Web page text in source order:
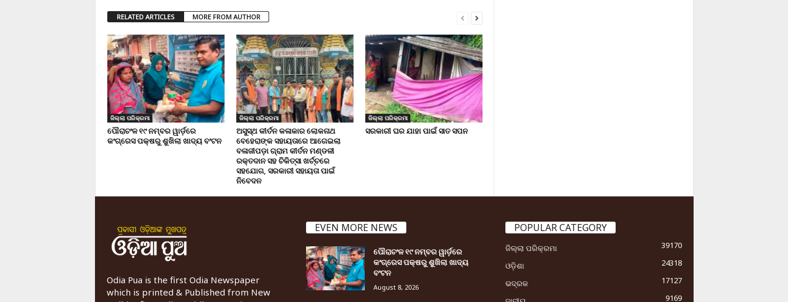
RELATED ARTICLES MORE FROM AUTHOR
ଜିଲ୍ଲା ପରିକ୍ରମା
ପୌରାଚଂଳ ୧୯ ନମ୍ବର ୱାର୍ଡ଼ରେ
କଂଗ୍ରେସ ପକ୍ଷରୁ ଶୁଖିଲା ଖାଦ୍ୟ ବଂଟନ
ଜିଲ୍ଲା ପରିକ୍ରମା
ଅସୁସ୍ଥ କୀର୍ତନ କଳାକାର ଲୋକନାଥ
ବେହେରାଙ୍କ ସହାୟତାରେ ଆଗେଇଲା
ବଳାଜୀପଡ଼ା ଗ୍ରାମ କୀର୍ତନ ମଣ୍ଡଳୀ
ରକ୍ତଦାନ ସହ ଚିକିତ୍ସା ଖର୍ଚ୍ଚରେ
ସହଯୋଗ, ସରକାରୀ ସହାୟତା ପାଇଁ
ନିବେଦନ
ଜିଲ୍ଲା ପରିକ୍ରମା
ସରକାରୀ ଘର ଯାହା ପାଇଁ ସାତ ସପନ
Odia Pua is the first Odia Newspaper
which is printed & Published from New
EVEN MORE NEWS
ପୌରାଚଂଳ ୧୯ ନମ୍ବର ୱାର୍ଡ଼ରେ
କଂଗ୍ରେସ ପକ୍ଷରୁ ଶୁଖିଲା ଖାଦ୍ୟ
ବଂଟନ
August 8, 2026
POPULAR CATEGORY
ଜିଲ୍ଲା ପରିକ୍ରମା
39170
ଓଡ଼ିଶା
24318
ଭଦ୍ରକ
17127
9169